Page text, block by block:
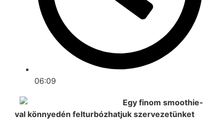
06:09
Egy finom smoothie-
val könnyedén felturbózhatjuk szervezetünket